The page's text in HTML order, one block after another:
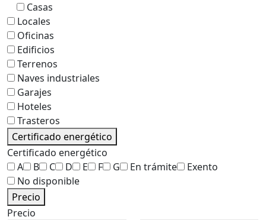
Casas
Locales
Oficinas
Edificios
Terrenos
Naves industriales
Garajes
Hoteles
Trasteros
Certificado energético
Certificado energético
A
B C D E F G En trámite
Exento
No disponible
Precio
Precio